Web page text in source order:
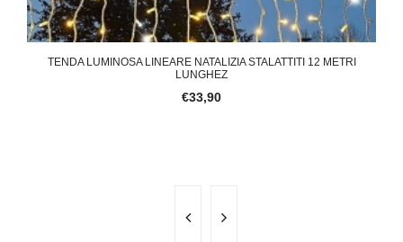
TENDA LUMINOSA LINEARE NATALIZIA STALATTITI 12 METRI
LUNGHEZ
€33,90